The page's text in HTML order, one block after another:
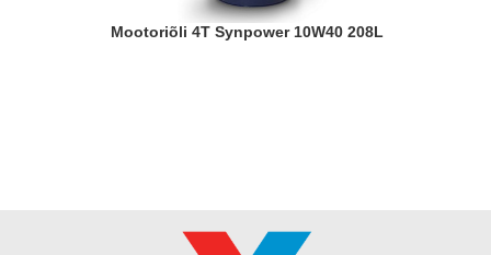
Mootoriõli 4T Synpower 10W40 208L